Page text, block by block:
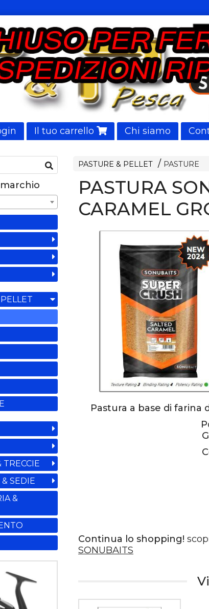
Il tuo carrello Chi siamo
PASTURE & PELLET PASTURE
PASTURA
CARAMEL
Pastura a base di farina
Continua lo shopping!
SONUBAITS
TRECCIE
SEDIE
&